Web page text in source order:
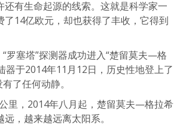
有生命起源的线索。这就是科学家一
14亿欧元，却也获得了丰收，它得到
罗塞塔”探测器成功进入“楚留莫夫—格
器于2014年11月12日，历史性地登上了
了任何动静。
里，2014年八月起，楚留莫夫—格拉希
，越来越远离太阳系。